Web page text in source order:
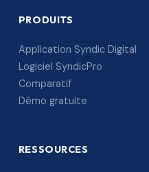
PRODUITS
Application Syndic Digital
Logiciel SyndicPro
Comparatif
Démo gratuite
RESSOURCES